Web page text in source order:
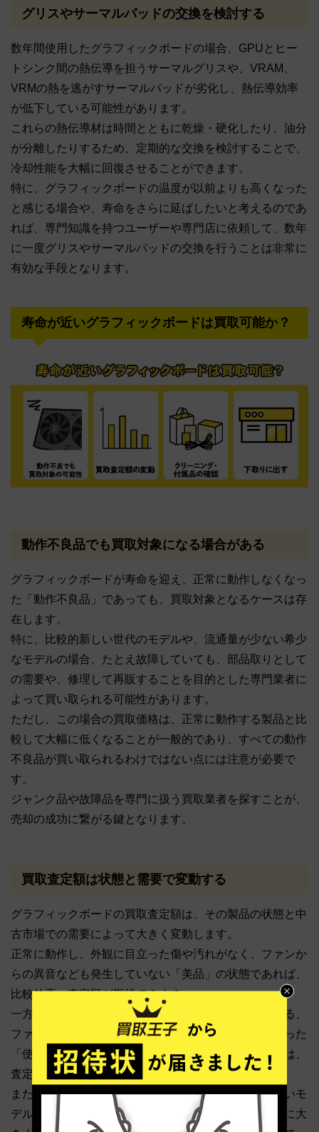
グリスやサーマルパッドの交換を検討する
数年間使用したグラフィックボードの場合、GPUとヒー
トシンク間の熱伝導を担うサーマルグリスや、VRAM、
VRMの熱を逃がすサーマルパッドが劣化し、熱伝導効率
が低下している可能性があります。
これらの熱伝導材は時間とともに乾燥・硬化したり、油分
が分離したりするため、定期的な交換を検討することで、
冷却性能を大幅に回復させることができます。
特に、グラフィックボードの温度が以前よりも高くなった
と感じる場合や、寿命をさらに延ばしたいと考えるのであ
れば、専門知識を持つユーザーや専門店に依頼して、数年
に一度グリスやサーマルパッドの交換を行うことは非常に
有効な手段となります。
寿命が近いグラフィックボードは買取可能か？
動作不良品でも買取対象になる場合がある
グラフィックボードが寿命を迎え、正常に動作しなくなっ
た「動作不良品」であっても、買取対象となるケースは存
在します。
特に、比較的新しい世代のモデルや、流通量が少ない希少
なモデルの場合、たとえ故障していても、部品取りとして
の需要や、修理して再販することを目的とした専門業者に
よって買い取られる可能性があります。
ただし、この場合の買取価格は、正常に動作する製品と比
較して大幅に低くなることが一般的であり、すべての動作
不良品が買い取られるわけではない点には注意が必要で
す。
ジャンク品や故障品を専門に扱う買取業者を探すことが、
売却の成功に繋がる鍵となります。
買取査定額は状態と需要で変動する
グラフィックボードの買取査定額は、その製品の状態と中
古市場での需要によって大きく変動します。
正常に動作し、外観に目立った傷や汚れがなく、ファンか
らの異音なども発生していない「美品」の状態であれば、
比較的高い査定額が期待できます。
一方で、動作はするものの、画面のちらつきが見られる、
ファンから異音がする、あるいは破損箇所があるといった
「使用感のある状態」や「一部不具合のある状態」では、
査定額は低くなります。
また、買取時点での中古市場における人気度や、新しいモ
デルの発表による旧モデルの価値下落なども、査定額に大